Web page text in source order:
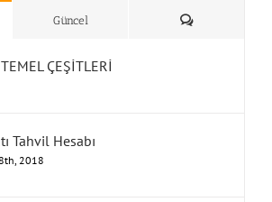
Güncel Yorum
ÇEŞİTLERİ
Tahvil Hesabı
2018